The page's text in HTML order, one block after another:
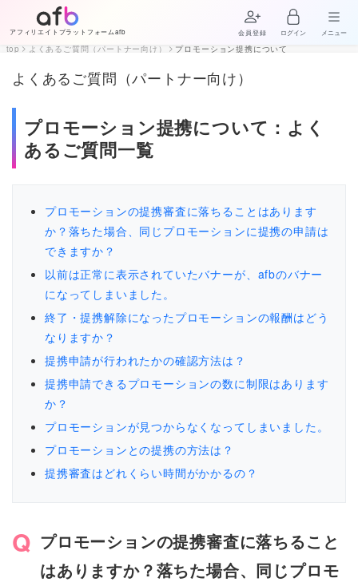
アフィリエイトプラットフォームafb 会員登録 ログイン メニュー
top よくあるご質問（パートナー向け） プロモーション提携について
よくあるご質問（パートナー向け）
プロモーション提携について：よく
あるご質問一覧
プロモーションの提携審査に落ちることはあります
か？落ちた場合、同じプロモーションに提携の申請は
できますか？
以前は正常に表示されていたバナーが、afbのバナー
になってしまいました。
終了・提携解除になったプロモーションの報酬はどう
なりますか？
提携申請が行われたかの確認方法は？
提携申請できるプロモーションの数に制限はあります
か？
プロモーションが見つからなくなってしまいました。
プロモーションとの提携の方法は？
提携審査はどれくらい時間がかかるの？
プロモーションの提携審査に落ちること
はありますか？落ちた場合、同じプロモ